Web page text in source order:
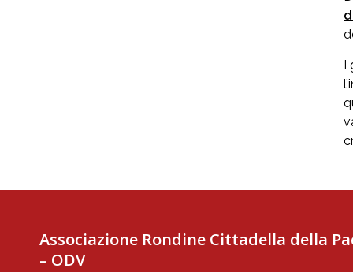
Associazione Rondine Cittadella della
– ODV